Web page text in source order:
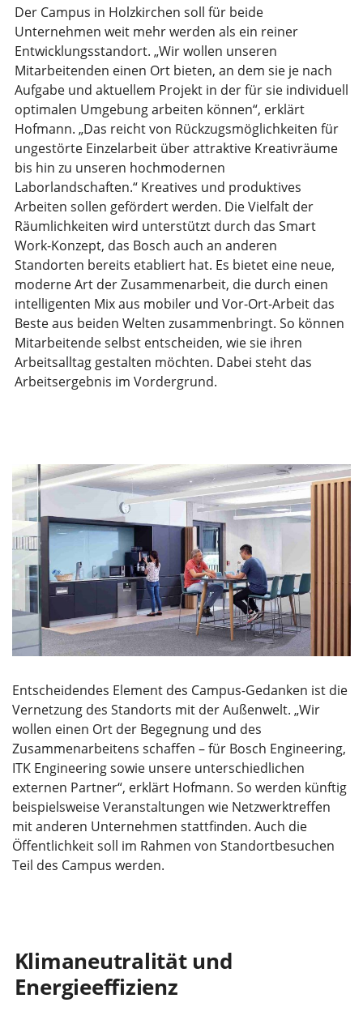
Der Campus in Holzkirchen soll für beide
Unternehmen weit mehr werden als ein reiner
Entwicklungsstandort. „Wir wollen unseren
Mitarbeitenden einen Ort bieten, an dem sie je nach
Aufgabe und aktuellem Projekt in der für sie individuell
optimalen Umgebung arbeiten können“, erklärt
Hofmann. „Das reicht von Rückzugsmöglichkeiten für
ungestörte Einzelarbeit über attraktive Kreativräume
bis hin zu unseren hochmodernen
Laborlandschaften.“ Kreatives und produktives
Arbeiten sollen gefördert werden. Die Vielfalt der
Räumlichkeiten wird unterstützt durch das Smart
Work-Konzept, das Bosch auch an anderen
Standorten bereits etabliert hat. Es bietet eine neue,
moderne Art der Zusammenarbeit, die durch einen
intelligenten Mix aus mobiler und Vor-Ort-Arbeit das
Beste aus beiden Welten zusammenbringt. So können
Mitarbeitende selbst entscheiden, wie sie ihren
Arbeitsalltag gestalten möchten. Dabei steht das
Arbeitsergebnis im Vordergrund.
Entscheidendes Element des Campus-Gedanken ist die
Vernetzung des Standorts mit der Außenwelt. „Wir
wollen einen Ort der Begegnung und des
Zusammenarbeitens schaffen – für Bosch Engineering,
ITK Engineering sowie unsere unterschiedlichen
externen Partner“, erklärt Hofmann. So werden künftig
beispielsweise Veranstaltungen wie Netzwerktreffen
mit anderen Unternehmen stattfinden. Auch die
Öffentlichkeit soll im Rahmen von Standortbesuchen
Teil des Campus werden.
Klimaneutralität und
Energieeffizienz